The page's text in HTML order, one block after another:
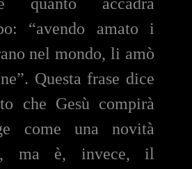
quanto accadrà
“avendo amato i
nel mondo, li amò
Questa frase dice
che Gesù compirà
come una novità
ma è, invece, il